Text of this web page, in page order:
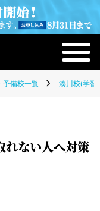
予備校一覧 湊川校(学習
れない人へ対策